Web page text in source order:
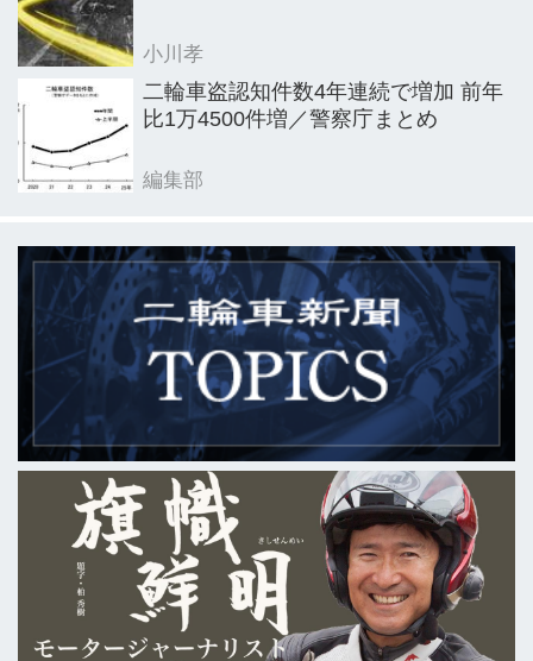
小川孝
二輪車盗認知件数4年連続で増加 前年
比1万4500件増／警察庁まとめ
編集部